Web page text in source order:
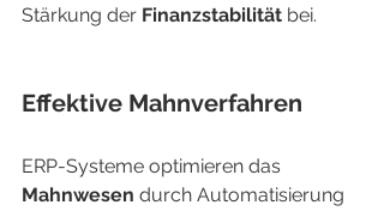
Stärkung der Finanzstabilität bei.
Effektive Mahnverfahren
ERP-Systeme optimieren das
Mahnwesen durch Automatisierung